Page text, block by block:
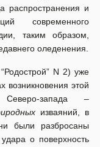
распространения и
современного
таким образом,
оледенения.
N 2) уже
возникновения этой
Северо-запада –
изваяний, в
были разбросаны
о поверхность